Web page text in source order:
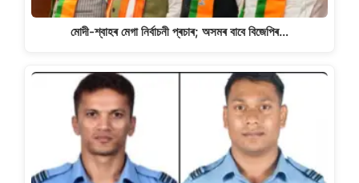
মোদী-শ্বাহৰ মেগা নিৰ্বাচনী প্ৰচাৰ; অসমৰ বাবে বিজেপিৰ…